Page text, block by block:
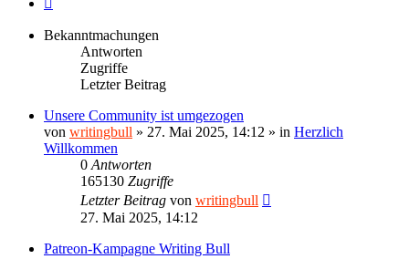
Bekanntmachungen
Antworten
Zugriffe
Letzter Beitrag
Unsere Community ist umgezogen
von writingbull » 27. Mai 2025, 14:12 » in Herzlich
Willkommen
0 Antworten
165130 Zugriffe
Letzter Beitrag von writingbull
27. Mai 2025, 14:12
Patreon-Kampagne Writing Bull